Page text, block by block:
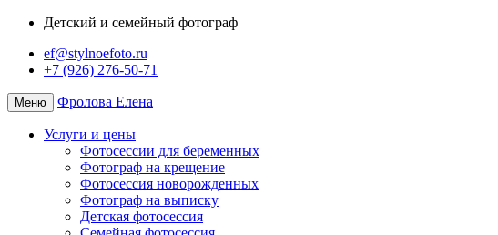
Детский и семейный фотограф
ef@stylnoefoto.ru
+7 (926) 276-50-71
Меню Фролова Елена
Услуги и цены
Фотосессии для беременных
Фотограф на крещение
Фотосессия новорожденных
Фотограф на выписку
Детская фотосессия